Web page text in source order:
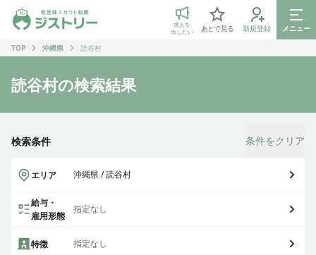
ジストリー 看護師の転職マッチング
求人を
出したい
あとで見る 新規登録
メニュー
TOP
沖縄県 読谷村
読谷村の検索結果
検索条件 条件をクリア
エリア 沖縄県 / 読谷村
給与・
雇用形態
指定なし
特徴 指定なし